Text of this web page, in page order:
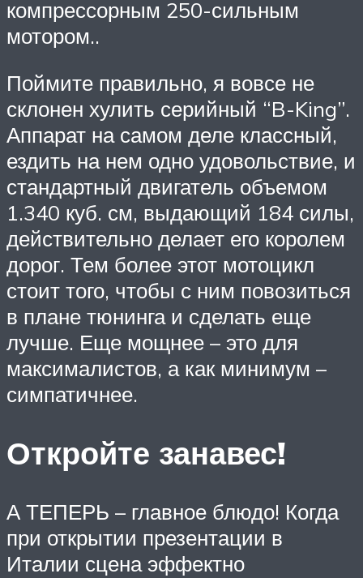
компрессорным 250-сильным
мотором..
Поймите правильно, я вовсе не
склонен хулить серийный “B-King”.
Аппарат на самом деле классный,
ездить на нем одно удовольствие, и
стандартный двигатель объемом
1.340 куб. см, выдающий 184 силы,
действительно делает его королем
дорог. Тем более этот мотоцикл
стоит того, чтобы с ним повозиться
в плане тюнинга и сделать еще
лучше. Еще мощнее – это для
максималистов, а как минимум –
симпатичнее.
Откройте занавес!
А ТЕПЕРЬ – главное блюдо! Когда
при открытии презентации в
Италии сцена эффектно